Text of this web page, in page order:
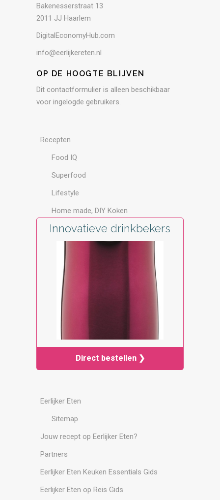
Bakenesserstraat 13
2011 JJ Haarlem
DigitalEconomyHub.com
info@eerlijkereten.nl
OP DE HOOGTE BLIJVEN
Dit contactformulier is alleen beschikbaar
voor ingelogde gebruikers.
Recepten
Food IQ
Superfood
Lifestyle
Home made, DIY Koken
Innovatieve drinkbekers
Direct bestellen ❯
Eerlijker Eten
Sitemap
Jouw recept op Eerlijker Eten?
Partners
Eerlijker Eten Keuken Essentials Gids
Eerlijker Eten op Reis Gids